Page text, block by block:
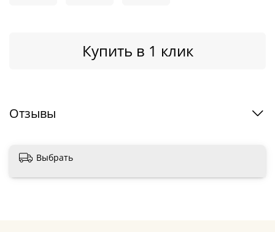
Купить в 1 клик
Отзывы
Выбрать